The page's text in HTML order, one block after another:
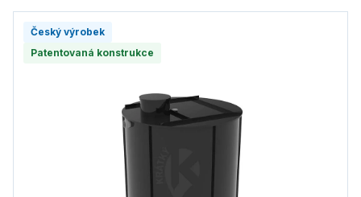
Český výrobek
Patentovaná konstrukce